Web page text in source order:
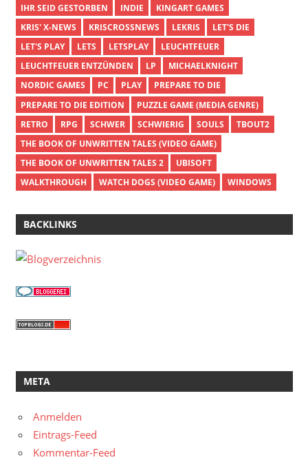
IHR SEID GESTORBEN INDIE
KINGART GAMES
KRIS' X-NEWS
KRISCROSSNEWS LEKRIS
LET'S DIE
LET'S PLAY
LETS LETSPLAY
LEUCHTFEUER
LEUCHTFEUER ENTZÜNDEN
LP
MICHAELKNIGHT
NORDIC GAMES
PC PLAY
PREPARE TO DIE
PREPARE TO DIE EDITION
PUZZLE GAME (MEDIA GENRE)
RETRO
RPG SCHWER SCHWIERIG SOULS
TBOUT2
THE BOOK OF UNWRITTEN TALES (VIDEO GAME)
THE BOOK OF UNWRITTEN TALES 2
UBISOFT
WALKTHROUGH
WATCH DOGS (VIDEO GAME) WINDOWS
BACKLINKS
META
Anmelden
Eintrags-Feed
Kommentar-Feed